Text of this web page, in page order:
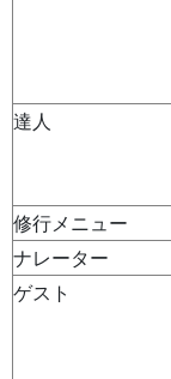
達人
修行メニュー
ナレーター
ゲスト